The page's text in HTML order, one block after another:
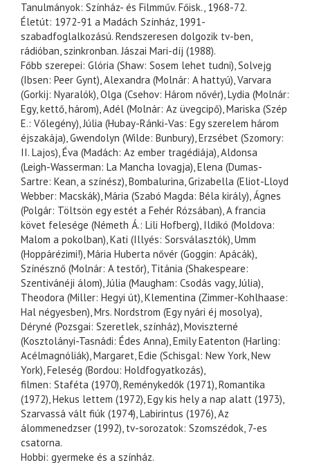
Tanulmányok: Színház- és Filmműv. Főisk., 1968-72.
Életút: 1972-91 a Madách Színház, 1991-
szabadfoglalkozású. Rendszeresen dolgozik tv-ben,
rádióban, szinkronban. Jászai Mari-díj (1988).
Főbb szerepei: Glória (Shaw: Sosem lehet tudni), Solvejg
(Ibsen: Peer Gynt), Alexandra (Molnár: A hattyú), Varvara
(Gorkij: Nyaralók), Olga (Csehov: Három nővér), Lydia (Molnár:
Egy, kettő, három), Adél (Molnár: Az üvegcipő), Mariska (Szép
E.: Vőlegény), Júlia (Hubay-Ránki-Vas: Egy szerelem három
éjszakája), Gwendolyn (Wilde: Bunbury), Erzsébet (Szomory:
II. Lajos), Éva (Madách: Az ember tragédiája), Aldonsa
(Leigh-Wasserman: La Mancha lovagja), Elena (Dumas-
Sartre: Kean, a színész), Bombalurina, Grizabella (Eliot-Lloyd
Webber: Macskák), Mária (Szabó Magda: Béla király), Ágnes
(Polgár: Töltsön egy estét a Fehér Rózsában), A francia
követ felesége (Németh Á.: Lili Hofberg), Ildikó (Moldova:
Malom a pokolban), Kati (Illyés: Sorsválasztók), Umm
(Hoppárézimi!), Mária Huberta nővér (Goggin: Apácák),
Színésznő (Molnár: A testőr), Titánia (Shakespeare:
Szentivánéji álom), Júlia (Maugham: Csodás vagy, Júlia),
Theodora (Miller: Hegyi út), Klementina (Zimmer-Kohlhaase:
Hal négyesben), Mrs. Nordstrom (Egy nyári éj mosolya),
Déryné (Pozsgai: Szeretlek, színház), Moviszterné
(Kosztolányi-Tasnádi: Édes Anna), Emily Eatenton (Harling:
Acélmagnóliák), Margaret, Edie (Schisgal: New York, New
York), Feleség (Bordou: Holdfogyatkozás),
filmen: Staféta (1970), Reménykedők (1971), Romantika
(1972), Hekus lettem (1972), Egy kis hely a nap alatt (1973),
Szarvassá vált fiúk (1974), Labirintus (1976), Az
álommenedzser (1992), tv-sorozatok: Szomszédok, 7-es
csatorna.
Hobbi: gyermeke és a színház.